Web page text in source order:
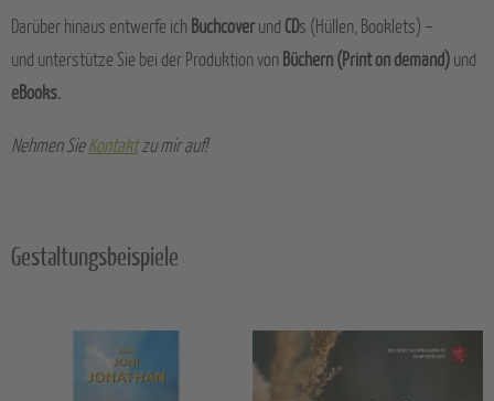
Darüber hinaus entwerfe ich Buchcoverund CDs (Hüllen, Booklets) –
und unterstütze Sie bei der Produktion von Büchern (Print on demand) und
eBooks.
Nehmen SieKontaktzu mir auf!
Gestaltungsbeispiele